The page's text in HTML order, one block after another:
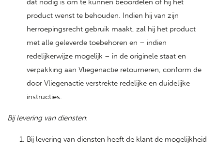
dat nodig is om te kunnen beoordelen of hij het
product wenst te behouden. Indien hij van zijn
herroepingsrecht gebruik maakt, zal hij het product
met alle geleverde toebehoren en – indien
redelijkerwijze mogelijk – in de originele staat en
verpakking aan Vliegenactie retourneren, conform de
door Vliegenactie verstrekte redelijke en duidelijke
instructies.
Bij levering van diensten:
Bij levering van diensten heeft de klant de mogelijkheid